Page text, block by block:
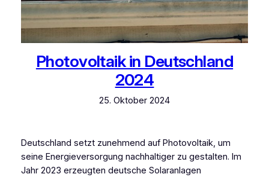
Photovoltaik in Deutschland
2024
25. Oktober 2024
Deutschland setzt zunehmend auf Photovoltaik, um
seine Energieversorgung nachhaltiger zu gestalten. Im
Jahr 2023 erzeugten deutsche Solaranlagen